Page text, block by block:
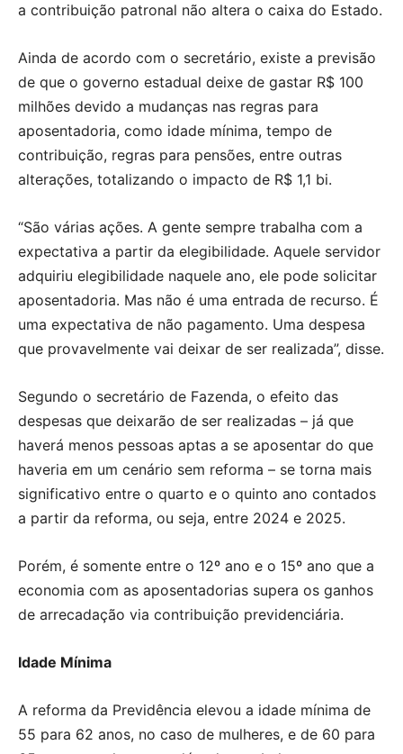
a contribuição patronal não altera o caixa do Estado.
Ainda de acordo com o secretário, existe a previsão
de que o governo estadual deixe de gastar R$ 100
milhões devido a mudanças nas regras para
aposentadoria, como idade mínima, tempo de
contribuição, regras para pensões, entre outras
alterações, totalizando o impacto de R$ 1,1 bi.
“São várias ações. A gente sempre trabalha com a
expectativa a partir da elegibilidade. Aquele servidor
adquiriu elegibilidade naquele ano, ele pode solicitar
aposentadoria. Mas não é uma entrada de recurso. É
uma expectativa de não pagamento. Uma despesa
que provavelmente vai deixar de ser realizada”, disse.
Segundo o secretário de Fazenda, o efeito das
despesas que deixarão de ser realizadas – já que
haverá menos pessoas aptas a se aposentar do que
haveria em um cenário sem reforma – se torna mais
significativo entre o quarto e o quinto ano contados
a partir da reforma, ou seja, entre 2024 e 2025.
Porém, é somente entre o 12º ano e o 15º ano que a
economia com as aposentadorias supera os ganhos
de arrecadação via contribuição previdenciária.
Idade Mínima
A reforma da Previdência elevou a idade mínima de
55 para 62 anos, no caso de mulheres, e de 60 para